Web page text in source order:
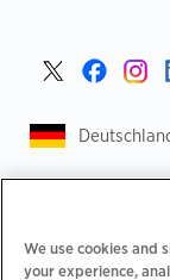
Datenschutzrichtlinie
We use cookies and
your experience,